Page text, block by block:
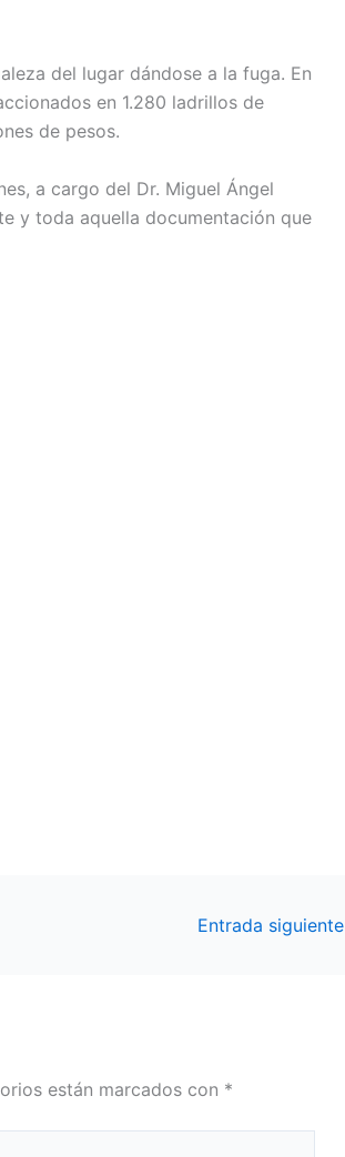
del lugar dándose a la fuga. En
en 1.280 ladrillos de
de pesos.
a cargo del Dr. Miguel Ángel
y toda aquella documentación que
Entrada siguiente
están marcados con *